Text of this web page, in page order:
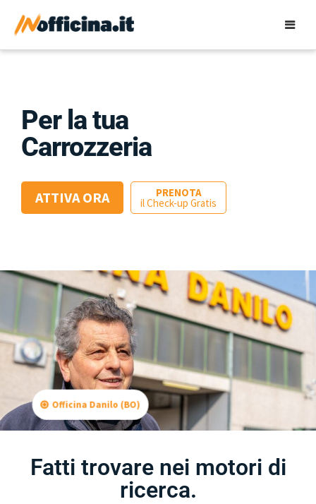
Per la tua
Carrozzeria
ATTIVA ORA PRENOTA
il Check-up Gratis
Officina Danilo (BO)
www.officinadanilo.it
Fatti trovare nei motori di
ricerca.